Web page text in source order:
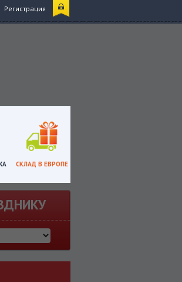
Регистрация
СКЛАД В ЕВРОПЕ